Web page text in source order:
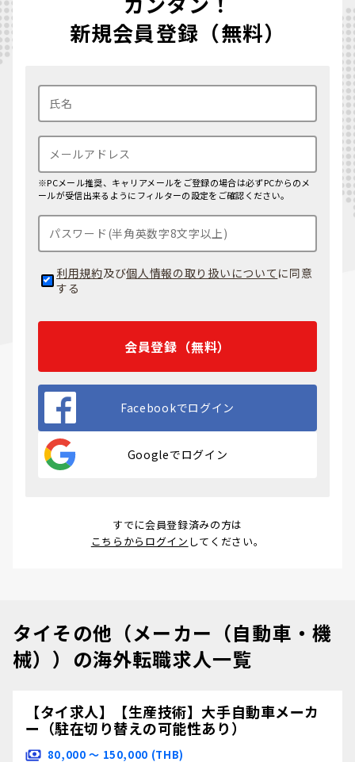
新規会員登録（無料）
※PCメール推奨、キャリアメールをご登録の場合は必ずPCからのメ
ールが受信出来るようにフィルターの設定をご確認ください。
利用規約及び個人情報の取り扱いについて に同意
する
会員登録（無料）
Facebookでログイン
Googleでログイン
すでに会員登録済みの方は
こちらからログイン してください。
タイその他（メーカー（自動車・機
械））の海外転職求人一覧
【タイ求人】【生産技術】大手自動車メーカ
ー（駐在切り替えの可能性あり）
80,000 〜 150,000 (THB)